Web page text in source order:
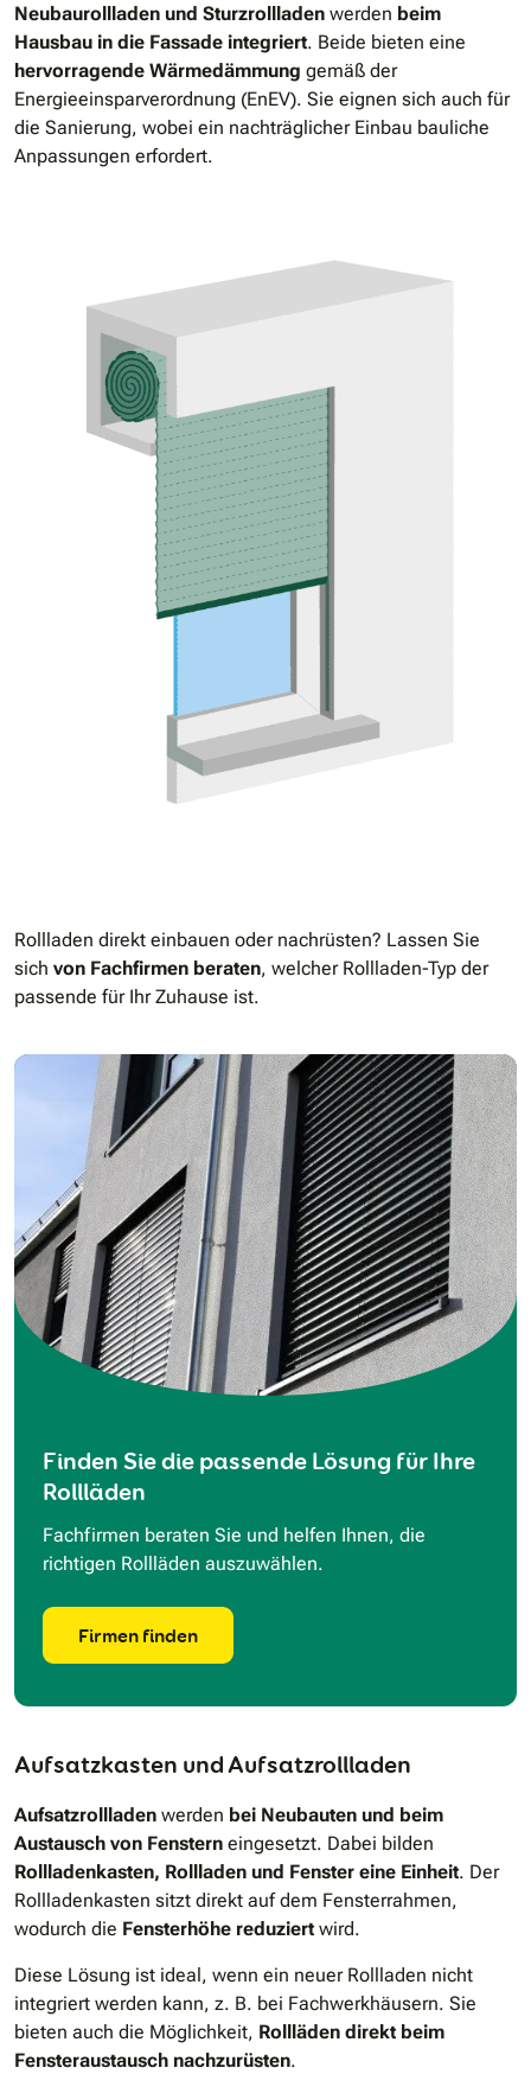
Neubaurollladen und Sturzrollladen werden beim
Hausbau in die Fassade integriert. Beide bieten eine
hervorragende Wärmedämmung gemäß der
Energieeinsparverordnung (EnEV). Sie eignen sich auch für
die Sanierung, wobei ein nachträglicher Einbau bauliche
Anpassungen erfordert.
Rollladen direkt einbauen oder nachrüsten? Lassen Sie
sich von Fachfirmen beraten, welcher Rollladen-Typ der
passende für Ihr Zuhause ist.
Finden Sie die passende Lösung für Ihre
Rollläden
Fachfirmen beraten Sie und helfen Ihnen, die
richtigen Rollläden auszuwählen.
Firmen finden
Aufsatzkasten und Aufsatzrollladen
Aufsatzrollladen werden bei Neubauten und beim
Austausch von Fenstern eingesetzt. Dabei bilden
Rollladenkasten, Rollladen und Fenster eine Einheit. Der
Rollladenkasten sitzt direkt auf dem Fensterrahmen,
wodurch die Fensterhöhe reduziert wird.
Diese Lösung ist ideal, wenn ein neuer Rollladen nicht
integriert werden kann, z. B. bei Fachwerkhäusern. Sie
bieten auch die Möglichkeit, Rollläden direkt beim
Fensteraustausch nachzurüsten.